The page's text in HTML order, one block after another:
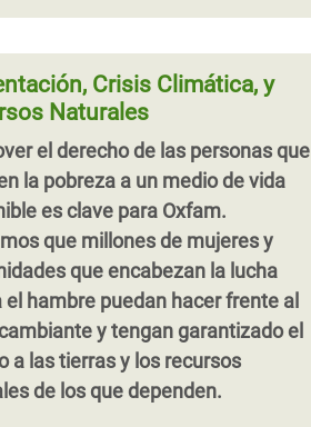
Crisis Climática, y
Naturales
el derecho de las personas que
la pobreza a un medio de vida
es clave para Oxfam.
que millones de mujeres y
que encabezan la lucha
el hambre puedan hacer frente al
y tengan garantizado el
a las tierras y los recursos
de los que dependen.